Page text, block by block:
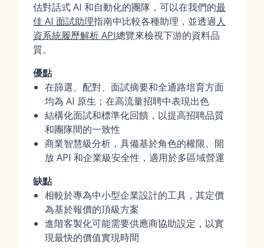
估對話式 AI 和自動化的團隊，可以在我們的最
佳 AI 面試助理指南中比較各種助理，並透過人
資系統履歷解析 API總覽來檢視下游的資料品
質。
優點
在篩選、配對、面試摘要和全通路培育方面
均為 AI 原生；在高流量招聘中表現出色
結構化面試和標準化回饋，以提高招聘品質
和團隊間的一致性
商業智慧級分析，具備基於角色的權限、開
放 API 和企業級安全性，適用於多區域營運
缺點
相較於專為中小型企業設計的工具，其定價
為基於報價的頂級方案
進階客製化可能需要供應商協助設定，以實
現最快的價值實現時間